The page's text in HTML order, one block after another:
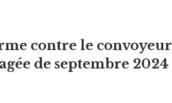
contre le convoyeur
de septembre 2024